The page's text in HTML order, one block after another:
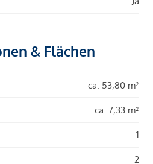
& Flächen
ca. 53,80 m²
ca. 7,33 m²
1
2